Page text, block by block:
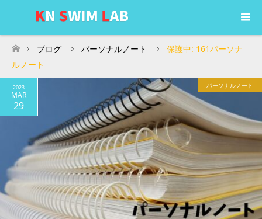
ホーム
ブログ パーソナルノート
保護中: 161パーソナ
ルノート
2023
MAR
29
パーソナルノート